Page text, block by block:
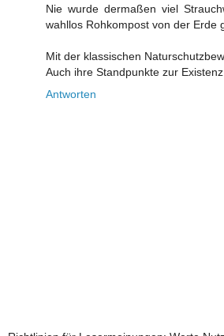
Nie wurde dermaßen viel
wahllos Rohkompost von der Erde
Mit der klassischen
Auch ihre Standpunkte zur
Antworten